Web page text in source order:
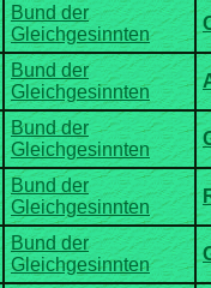
Bund der
Bund der
Bund der
Bund der
Bund der